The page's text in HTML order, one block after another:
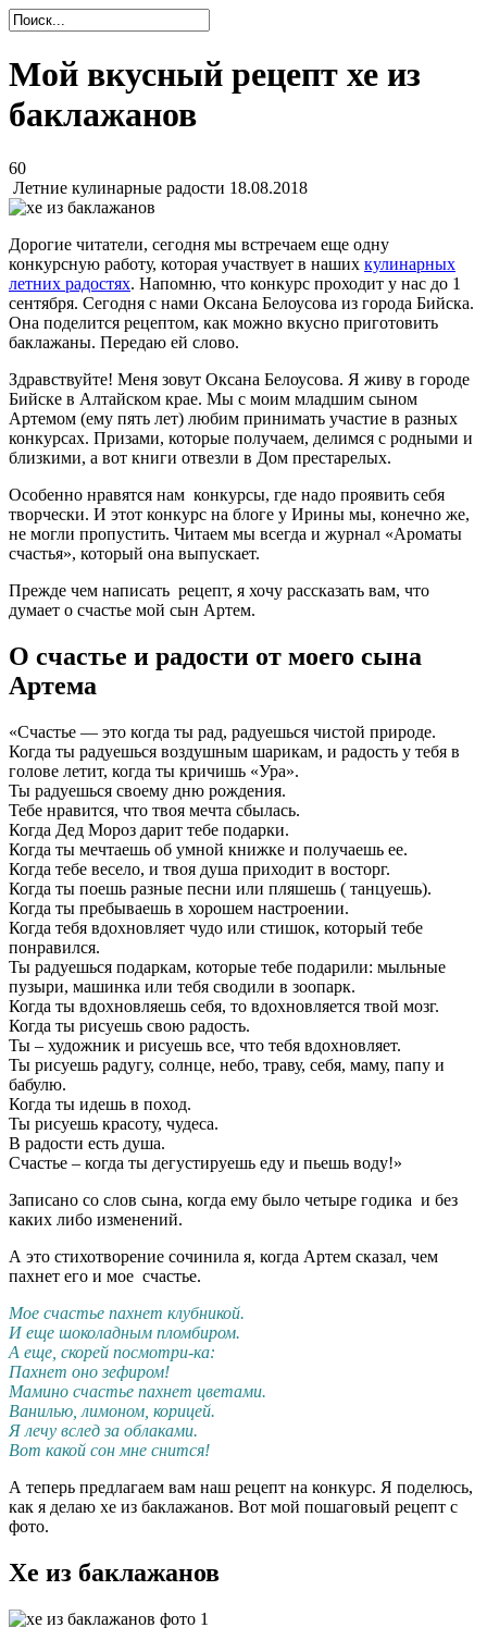
Мой вкусный рецепт хе из
баклажанов
60
Летние кулинарные радости 18.08.2018
Дорогие читатели, сегодня мы встречаем еще одну
конкурсную работу, которая участвует в наших кулинарных
летних радостях. Напомню, что конкурс проходит у нас до 1
сентября. Сегодня с нами Оксана Белоусова из города Бийска.
Она поделится рецептом, как можно вкусно приготовить
баклажаны. Передаю ей слово.
Здравствуйте! Меня зовут Оксана Белоусова. Я живу в городе
Бийске в Алтайском крае. Мы с моим младшим сыном
Артемом (ему пять лет) любим принимать участие в разных
конкурсах. Призами, которые получаем, делимся с родными и
близкими, а вот книги отвезли в Дом престарелых.
Особенно нравятся нам конкурсы, где надо проявить себя
творчески. И этот конкурс на блоге у Ирины мы, конечно же,
не могли пропустить. Читаем мы всегда и журнал «Ароматы
счастья», который она выпускает.
Прежде чем написать рецепт, я хочу рассказать вам, что
думает о счастье мой сын Артем.
О счастье и радости от моего сына
Артема
«Счастье — это когда ты рад, радуешься чистой природе.
Когда ты радуешься воздушным шарикам, и радость у тебя в
голове летит, когда ты кричишь «Ура».
Ты радуешься своему дню рождения.
Тебе нравится, что твоя мечта сбылась.
Когда Дед Мороз дарит тебе подарки.
Когда ты мечтаешь об умной книжке и получаешь ее.
Когда тебе весело, и твоя душа приходит в восторг.
Когда ты поешь разные песни или пляшешь ( танцуешь).
Когда ты пребываешь в хорошем настроении.
Когда тебя вдохновляет чудо или стишок, который тебе
понравился.
Ты радуешься подаркам, которые тебе подарили: мыльные
пузыри, машинка или тебя сводили в зоопарк.
Когда ты вдохновляешь себя, то вдохновляется твой мозг.
Когда ты рисуешь свою радость.
Ты – художник и рисуешь все, что тебя вдохновляет.
Ты рисуешь радугу, солнце, небо, траву, себя, маму, папу и
бабулю.
Когда ты идешь в поход.
Ты рисуешь красоту, чудеса.
В радости есть душа.
Счастье – когда ты дегустируешь еду и пьешь воду!»
Записано со слов сына, когда ему было четыре годика и без
каких либо изменений.
А это стихотворение сочинила я, когда Артем сказал, чем
пахнет его и мое счастье.
Мое счастье пахнет клубникой.
И еще шоколадным пломбиром.
А еще, скорей посмотри-ка:
Пахнет оно зефиром!
Мамино счастье пахнет цветами.
Ванилью, лимоном, корицей.
Я лечу вслед за облаками.
Вот какой сон мне снится!
А теперь предлагаем вам наш рецепт на конкурс. Я поделюсь,
как я делаю хе из баклажанов. Вот мой пошаговый рецепт с
фото.
Хе из баклажанов